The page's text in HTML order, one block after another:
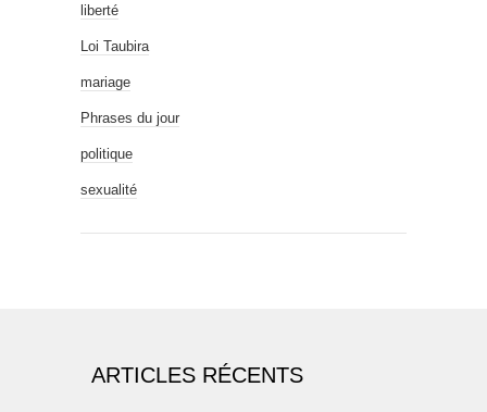
liberté
Loi Taubira
mariage
Phrases du jour
politique
sexualité
ARTICLES RÉCENTS